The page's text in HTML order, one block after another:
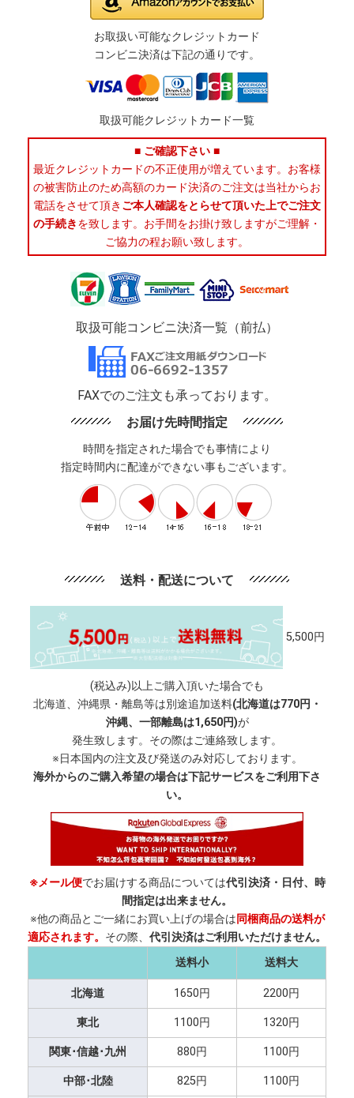
お取扱い可能なクレジットカード
コンビニ決済は下記の通りです。
取扱可能クレジットカード一覧
■ ご確認下さい ■
最近クレジットカードの不正使用が増えています。お客様
の被害防止のため高額のカード決済のご注文は当社からお
電話をさせて頂き ご本人確認をとらせて頂いた上でご注文
の手続きを致します。お手間をお掛け致しますがご理解・
ご協力の程お願い致します。
取扱可能コンビニ決済一覧（前払）
FAXでのご注文も承っております。
お届け先時間指定
時間を指定された場合でも事情により
指定時間内に配達ができない事もございます。
送料・配送について
5,500円
(税込み)以上ご購入頂いた場合でも
北海道、沖縄県・離島等は別途追加送料(北海道は770円・
沖縄、一部離島は1,650円)が
発生致します。その際はご連絡致します。
※日本国内の注文及び発送のみ対応しております。
海外からのご購入希望の場合は下記サービスをご利用下さ
い。
※メール便でお届けする商品については代引決済・日付、時
間指定は出来ません。
※他の商品とご一緒にお買い上げの場合は同梱商品の送料が
適応されます。 その際、 代引決済はご利用いただけません。
送料小
送料大
北海道 1650円 2200円
東北 1100円 1320円
関東･信越･九州 880円 1100円
中部･北陸 825円 1100円